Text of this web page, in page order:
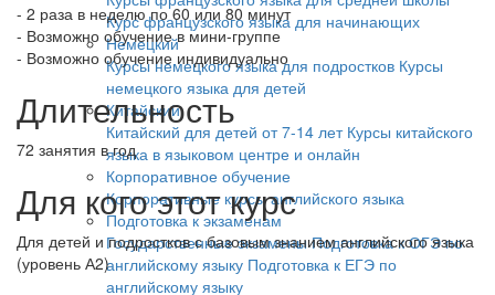
Курс французского языка для начинающих
Немецкий
Курсы немецкого языка для подростков Курсы
немецкого языка для детей
Китайский
Китайский для детей от 7-14 лет Курсы китайского
языка в языковом центре и онлайн
Корпоративное обучение
Корпоративные курсы английского языка
Подготовка к экзаменам
Государственные экзамены Подготовка к ОГЭ по
английскому языку Подготовка к ЕГЭ по
английскому языку
- 2 раза в неделю по 60 или 80 минут
- Возможно обучение в мини-группе
- Возможно обучение индивидуально
Длительность
72 занятия в год
Для кого этот курс
Для детей и подростков с базовым знанием английского языка
(уровень А2)